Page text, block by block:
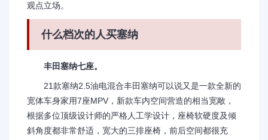
观点立场。
什么档次的人买塞纳
丰田塞纳七座。
21款塞纳2.5油电混合丰田塞纳可以说又是一款全新的
宽体车身家用7座MPV，新款车内空间营造的相当宽敞，
根据多位顶级设计师的严格人工学设计，座椅软硬度及倾
斜角度都非常舒适，宽大的三排座椅，前后空间都很充